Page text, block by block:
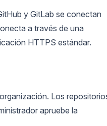
y GitLab se conectan
a través de una
HTTPS estándar.
Los
apruebe la